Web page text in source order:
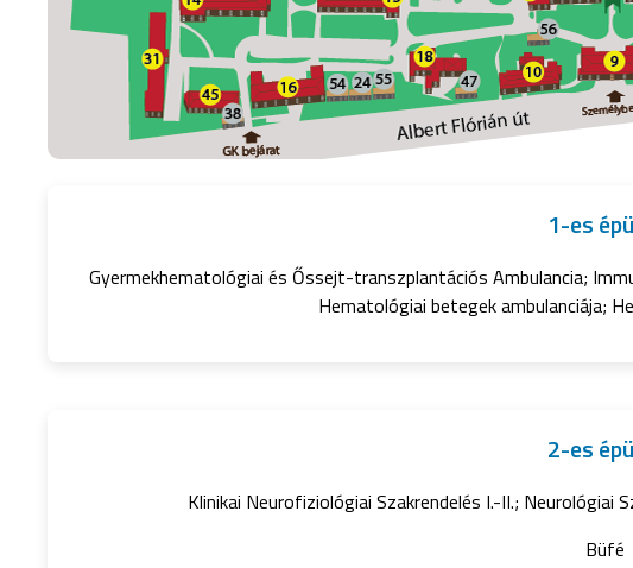
1-es
Gyermekhematológiai és Őssejt-transzplantációs Ambulancia;
Hematológiai betegek ambulanciája;
2-es
Klinikai Neurofiziológiai Szakrendelés I.-II.;
Büfé